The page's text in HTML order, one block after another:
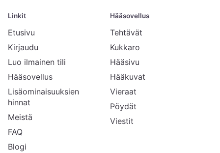
Linkit
Etusivu
Kirjaudu
Luo ilmainen tili
Hääsovellus
Lisäominaisuuksien
hinnat
Meistä
FAQ
Blogi
Hääsovellus
Tehtävät
Kukkaro
Hääsivu
Hääkuvat
Vieraat
Pöydät
Viestit